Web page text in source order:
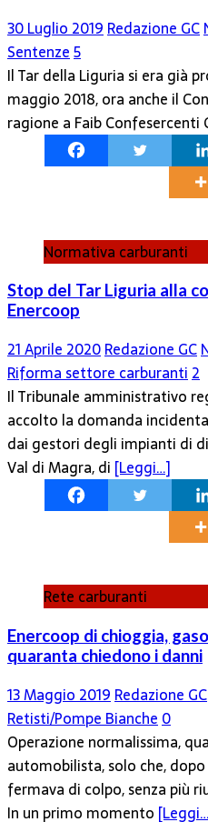
30 Luglio 2019 Redazione GC
Sentenze5
Il Tar della Liguria si era già
maggio 2018, ora anche il
ragione a Faib Confesercenti
Normativa carburanti
Stop del Tar Liguria alla
Enercoop
21 Aprile 2020Redazione GC
Riforma settore carburanti 2
Il Tribunale amministrativo
accolto la domanda
dai gestori degli impianti di
Val di Magra, di [Leggi…]
Rete carburanti
Enercoop di chioggia,
quaranta chiedono i danni
13 Maggio 2019 Redazione GC
Retisti/Pompe Bianche 0
Operazione normalissima,
automobilista, solo che,
fermava di colpo, senza più
In un primo momento